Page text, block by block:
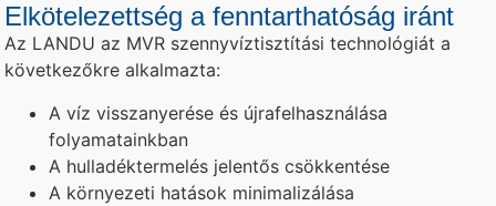
Elkötelezettség a fenntarthatóság iránt
Az LANDU az MVR szennyvíztisztítási technológiát a
következőkre alkalmazta:
A víz visszanyerése és újrafelhasználása
folyamatainkban
A hulladéktermelés jelentős csökkentése
A környezeti hatások minimalizálása